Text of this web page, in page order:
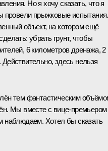
Но я хочу сказать, что я
провели прыжковые испытания.
объект, на котором ещё
убрать грунт, чтобы
6 километров дренажа, 2
здесь нельзя
тем фантастическим
Мы вместе с вице-премьером
наблюдаем. Хотел бы сказать